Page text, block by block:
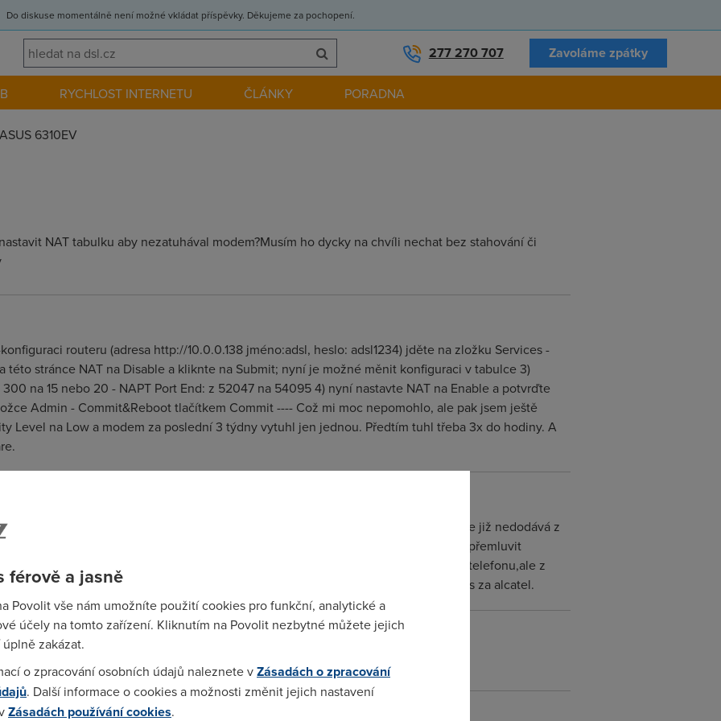
Do diskuse momentálně není možné vkládat příspěvky. Děkujeme za pochopení.
277 270 707 Zavoláme zpátky
RYCHLOST INTERNETU ČLÁNKY PORADNA
ASUS 6310EV
NAT tabulku aby nezatuhával modem?Musím ho dycky na chvíli nechat bez stahování či
routeru (adresa http://10.0.0.138 jméno:adsl, heslo: adsl1234) jděte na zložku Services -
této stránce NAT na Disable a kliknte na Submit; nyní je možné měnit konfiguraci v tabulce 3)
na 15 nebo 20 - NAPT Port End: z 52047 na 54095 4) nyní nastavte NAT na Enable a potvrďte
Admin - Commit&Reboot tlačítkem Commit ---- Což mi moc nepomohlo, ale pak jsem ještě
Level na Low a modem za poslední 3 týdny vytuhl jen jednou. Předtím tuhl třeba 3x do hodiny. A
je žádný.Dával sem dotaz na výrobce modemu a ten mi odpověděl,že 6310EV se již nedodává z
co se týká firmwaru. Asi byl pro dovozce joyce tak levný,že se vyplatilo přemluvit
co s ním,Měl sem problémy a tak mi několikrát volal technik .Ne přímo z rad po telefonu,ale z
vadné.Prý má vyjít interní předpis,který by umožňoval za doplatek vyměnit asus za alcatel.
ten můj, funguje téměř bezchybně.
férově a jasně
Povolit vše nám umožníte použití cookies pro funkční, analytické a
účely na tomto zařízení. Kliknutím na Povolit nezbytné můžete jejich
zakázat.
o zpracování osobních údajů naleznete vZásadách o zpracování
. Další informace o cookies a možnosti změnit jejich nastavení
Zásadách používání cookies.